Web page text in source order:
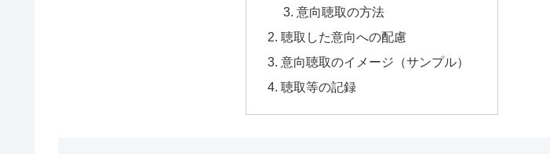
意向聴取の方法
聴取した意向への配慮
意向聴取のイメージ（サンプル）
聴取等の記録